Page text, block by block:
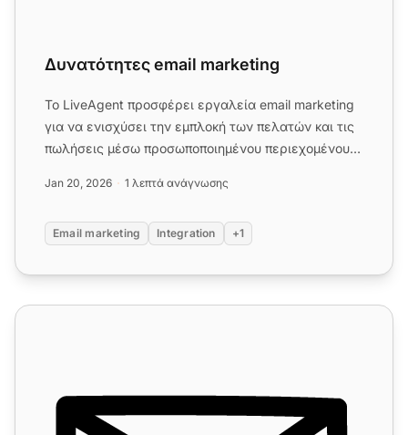
Δυνατότητες email marketing
Το LiveAgent προσφέρει εργαλεία email marketing
για να ενισχύσει την εμπλοκή των πελατών και τις
πωλήσεις μέσω προσωποποιημένου περιεχομένου
Jan 20, 2026 1 λεπτά ανάγνωσης
Email marketing Integration +1
Χαρακτηριστικά προτύπων email